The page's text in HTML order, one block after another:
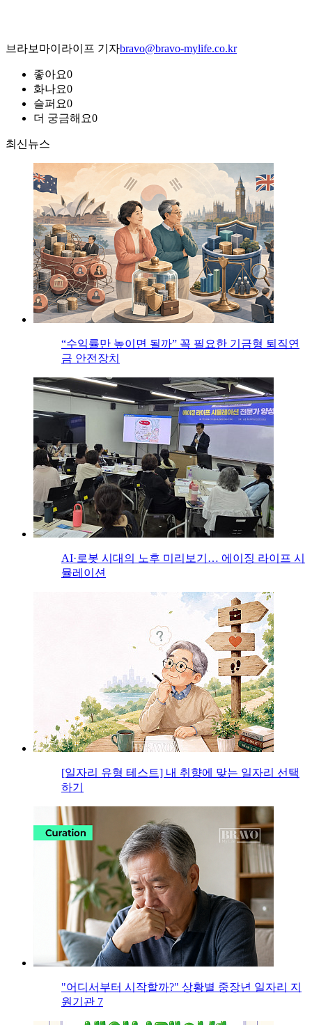
브라보마이라이프 기자bravo@bravo-mylife.co.kr
좋아요0
화나요0
슬퍼요0
더 궁금해요0
최신뉴스
“수익률만 높이면 될까” 꼭 필요한 기금형 퇴직연
금 안전장치
AI·로봇 시대의 노후 미리보기… 에이징 라이프 시
뮬레이션
[일자리 유형 테스트] 내 취향에 맞는 일자리 선택
하기
"어디서부터 시작할까?" 상황별 중장년 일자리 지
원기관 7